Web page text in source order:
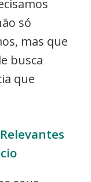
só
mas que
busca
que